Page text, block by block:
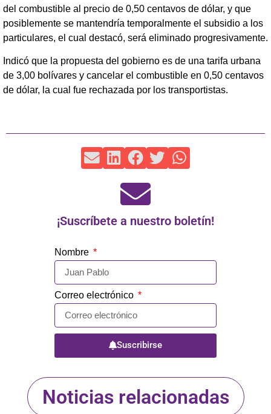
del combustible al precio de 0,50 centavos de dólar, y que
posiblemente se mantendría temporalmente el subsidio a los
particulares, el cual destacó, será eliminado progresivamente.
Indicó que la propuesta del gobierno es de una tarifa urbana
de 3,00 bolívares y cancelar el combustible en 0,50 centavos
de dólar, la cual fue rechazada por los transportistas.
¡Suscríbete a nuestro boletín!
Nombre
Correo electrónico
Suscribirse
Noticias relacionadas